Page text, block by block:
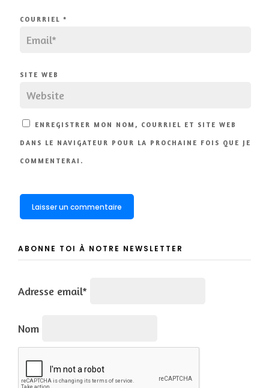
COURRIEL *
SITE WEB
ENREGISTRER MON NOM, COURRIEL ET SITE WEB
DANS LE NAVIGATEUR POUR LA PROCHAINE FOIS QUE JE
COMMENTERAI.
ABONNE TOI À NOTRE NEWSLETTER
Adresse email*
Nom